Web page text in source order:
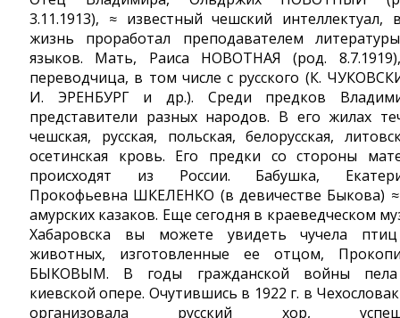
3.11.1913), ≈ известный чешский интеллектуал,
жизнь проработал преподавателем
языков. Мать, Раиса НОВОТНАЯ (род.
переводчица, в том числе с русского (К.
И. ЭРЕНБУРГ и др.). Среди предков
представители разных народов. В его жилах
чешская, русская, польская, белорусская,
осетинская кровь. Его предки со стороны
происходят из России. Бабушка,
Прокофьевна ШКЕЛЕНКО (в девичестве Быкова)
амурских казаков. Еще сегодня в краеведческом
Хабаровска вы можете увидеть чучела
животных, изготовленные ее отцом,
БЫКОВЫМ. В годы гражданской войны
киевской опере. Очутившись в 1922 г. в
организовала русский хор,